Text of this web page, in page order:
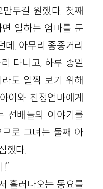
두길 원했다. 첫째
일하는 엄마를 둔
데. 아무리 종종거리
다니고, 하루 종일
도 일찍 보기 위해
이와 친정엄마에게
선배들의 이야기를
로 그녀는 둘째 아
했다.
흘러나오는 동요를